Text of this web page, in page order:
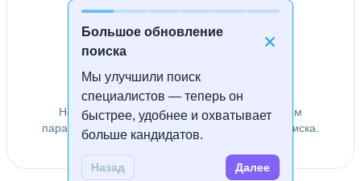
Большое обновление
поиска
Мы улучшили поиск
специалистов — теперь он
быстрее, удобнее и охватывает
больше кандидатов.
Назад Далее
Специалисты не найдены
Не удалось найти специалистов по заданным
параметрам. Попробуйте изменить условия поиска.